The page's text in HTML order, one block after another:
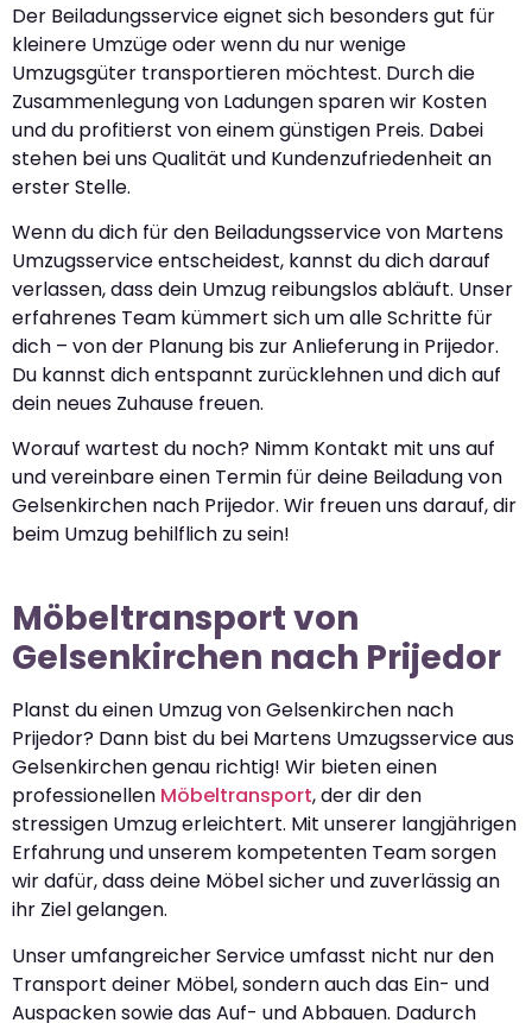
Der Beiladungsservice eignet sich besonders gut für
kleinere Umzüge oder wenn du nur wenige
Umzugsgüter transportieren möchtest. Durch die
Zusammenlegung von Ladungen sparen wir Kosten
und du profitierst von einem günstigen Preis. Dabei
stehen bei uns Qualität und Kundenzufriedenheit an
erster Stelle.
Wenn du dich für den Beiladungsservice von Martens
Umzugsservice entscheidest, kannst du dich darauf
verlassen, dass dein Umzug reibungslos abläuft. Unser
erfahrenes Team kümmert sich um alle Schritte für
dich – von der Planung bis zur Anlieferung in Prijedor.
Du kannst dich entspannt zurücklehnen und dich auf
dein neues Zuhause freuen.
Worauf wartest du noch? Nimm Kontakt mit uns auf
und vereinbare einen Termin für deine Beiladung von
Gelsenkirchen nach Prijedor. Wir freuen uns darauf, dir
beim Umzug behilflich zu sein!
Möbeltransport von
Gelsenkirchen nach Prijedor
Planst du einen Umzug von Gelsenkirchen nach
Prijedor? Dann bist du bei Martens Umzugsservice aus
Gelsenkirchen genau richtig! Wir bieten einen
professionellen Möbeltransport, der dir den
stressigen Umzug erleichtert. Mit unserer langjährigen
Erfahrung und unserem kompetenten Team sorgen
wir dafür, dass deine Möbel sicher und zuverlässig an
ihr Ziel gelangen.
Unser umfangreicher Service umfasst nicht nur den
Transport deiner Möbel, sondern auch das Ein- und
Auspacken sowie das Auf- und Abbauen. Dadurch